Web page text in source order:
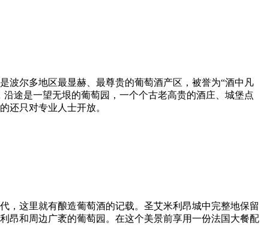
波尔多地区最显赫、最尊贵的葡萄酒产区，被誉为“酒中凡
途是一望无垠的葡萄园，一个个古老高贵的酒庄、城堡点
还只对专业人士开放。
，这里就有酿造葡萄酒的记载。圣艾米利昂城中完整地保留
昂和周边广袤的葡萄园。在这个美景前享用一份法国大餐配